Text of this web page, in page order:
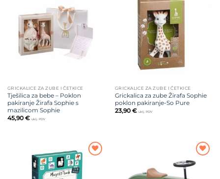
na listu
GRICKALICE ZA ZUBE I ČETKICE
Tješilica za bebe – Poklon
pakiranje Žirafa Sophie s
mazilicom Sophie
45,90 € uklj. PDV
GRICKALICE ZA ZUBE I ČETKICE
Grickalica za zube Žirafa Sophie
poklon pakiranje-So Pure
23,90 € uklj. PDV
Dodajte
Dodajte
na listu